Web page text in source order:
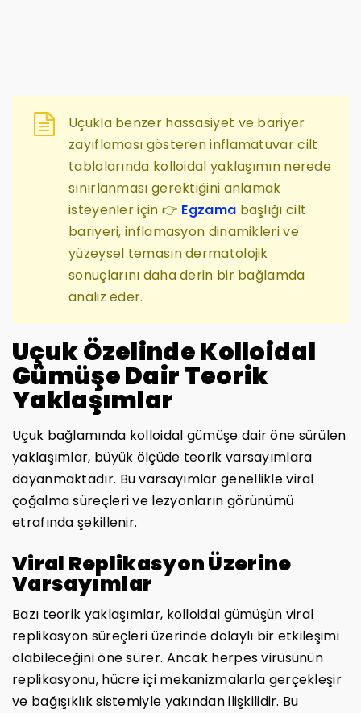
Uçukla benzer hassasiyet ve bariyer
zayıflaması gösteren inflamatuvar cilt
tablolarında kolloidal yaklaşımın nerede
sınırlanması gerektiğini anlamak
isteyenler için 👉 Egzama başlığı cilt
bariyeri, inflamasyon dinamikleri ve
yüzeysel temasın dermatolojik
sonuçlarını daha derin bir bağlamda
analiz eder.
Uçuk Özelinde Kolloidal
Gümüşe Dair Teorik
Yaklaşımlar
Uçuk bağlamında kolloidal gümüşe dair öne sürülen
yaklaşımlar, büyük ölçüde teorik varsayımlara
dayanmaktadır. Bu varsayımlar genellikle viral
çoğalma süreçleri ve lezyonların görünümü
etrafında şekillenir.
Viral Replikasyon Üzerine
Varsayımlar
Bazı teorik yaklaşımlar, kolloidal gümüşün viral
replikasyon süreçleri üzerinde dolaylı bir etkileşimi
olabileceğini öne sürer. Ancak herpes virüsünün
replikasyonu, hücre içi mekanizmalarla gerçekleşir
ve bağışıklık sistemiyle yakından ilişkilidir. Bu